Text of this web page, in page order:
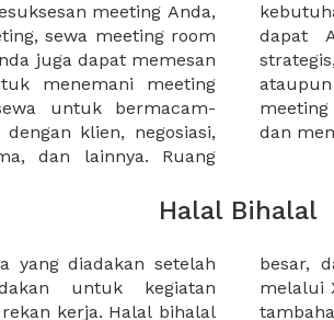
meeting Anda,
sewa meeting room
juga dapat memesan
menemani meeting
untuk bermacam-
klien, negosiasi,
dan lainnya. Ruang
Ribuan ruang meeting
interior, lokasi yang
budget meeting Anda,
klien Anda. Sewa
meeting Anda
dan
Halal Bihalal
yang diadakan setelah
untuk kegiatan
kerja. Halal bihalal
untuk halal bihalal
makanan dan fasilitas
menjadi semakin